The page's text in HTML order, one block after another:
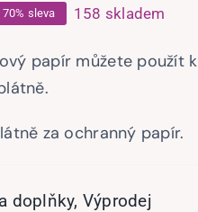
Kč.
Kč.
70% sleva 158 skladem
papír můžete použít k
za ochranný papír.
doplňky, Výprodej